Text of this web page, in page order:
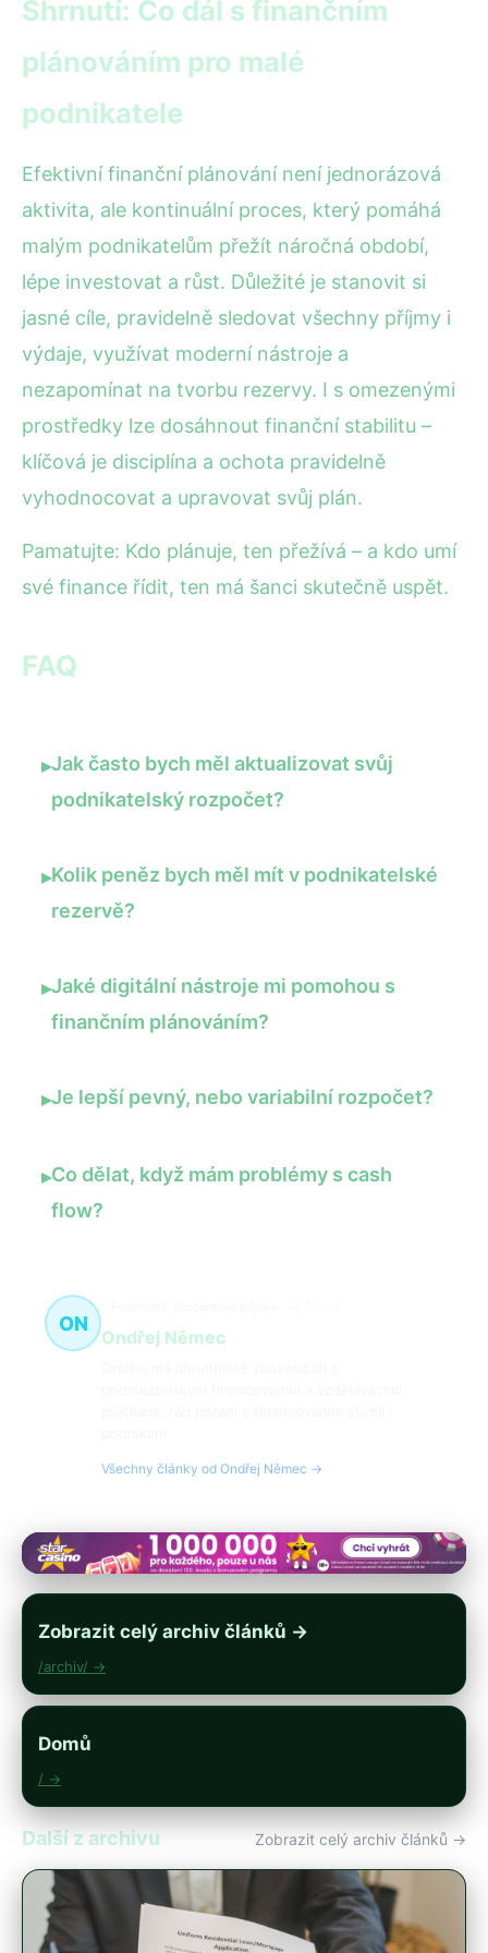
Shrnutí: Co dál s finančním
plánováním pro malé
podnikatele
Efektivní finanční plánování není jednorázová
aktivita, ale kontinuální proces, který pomáhá
malým podnikatelům přežít náročná období,
lépe investovat a růst. Důležité je stanovit si
jasné cíle, pravidelně sledovat všechny příjmy i
výdaje, využívat moderní nástroje a
nezapomínat na tvorbu rezervy. I s omezenými
prostředky lze dosáhnout finanční stabilitu –
klíčová je disciplína a ochota pravidelně
vyhodnocovat a upravovat svůj plán.
Pamatujte: Kdo plánuje, ten přežívá – a kdo umí
své finance řídit, ten má šanci skutečně uspět.
FAQ
▸Jak často bych měl aktualizovat svůj
podnikatelský rozpočet?
▸Kolik peněz bych měl mít v podnikatelské
rezervě?
▸Jaké digitální nástroje mi pomohou s
finančním plánováním?
▸Je lepší pevný, nebo variabilní rozpočet?
▸Co dělat, když mám problémy s cash
flow?
ON
Ondřej Němec
Všechny články od Ondřej Němec →
Zobrazit celý archiv článků →
/archiv/ →
Domů
/ →
Další z archivu Zobrazit celý archiv článků →